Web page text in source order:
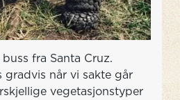
fra Santa Cruz.
gradvis når vi sakte går
vegetasjonstyper